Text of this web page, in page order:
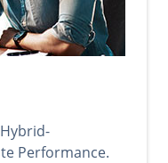
Performance.